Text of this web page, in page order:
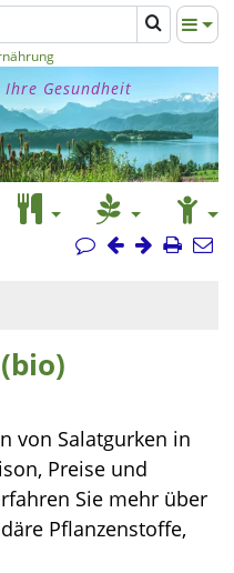
Gesundheit
von Salatgurken in
Preise und
Sie mehr über
Pflanzenstoffe,